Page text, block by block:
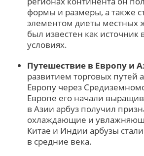
формы и размеры, а также
элементом диеты местных
был известен как источник
условиях.
Путешествие в Европу и
развитием торговых путей
Европу через
Европе его начали
в Азии арбуз получил
охлаждающие и
Китае и Индии арбузы
в средние века.